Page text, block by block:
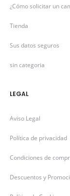
¿Cómo solicitar un
Tienda
Sus datos seguros
sin categoria
LEGAL
Aviso Legal
Política de privacidad
Condiciones de
Descuentos y